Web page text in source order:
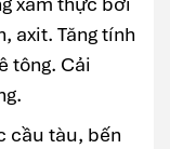
axit. Tăng tính
tông. Cải
cầu tàu, bến